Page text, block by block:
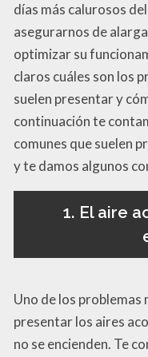
días más calurosos
asegurarnos de
optimizar su
claros cuáles son los
suelen presentar y
continuación te
comunes que suelen
y te damos algunos
1. El aire
Uno de los problemas
presentar los aires
no se encienden. Te